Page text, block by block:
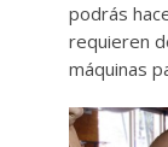
podrás
requieren
máquinas